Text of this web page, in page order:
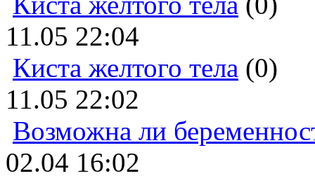
11.05 22:04
Киста желтого тела (0)
11.05 22:02
Возможна ли
02.04 16:02